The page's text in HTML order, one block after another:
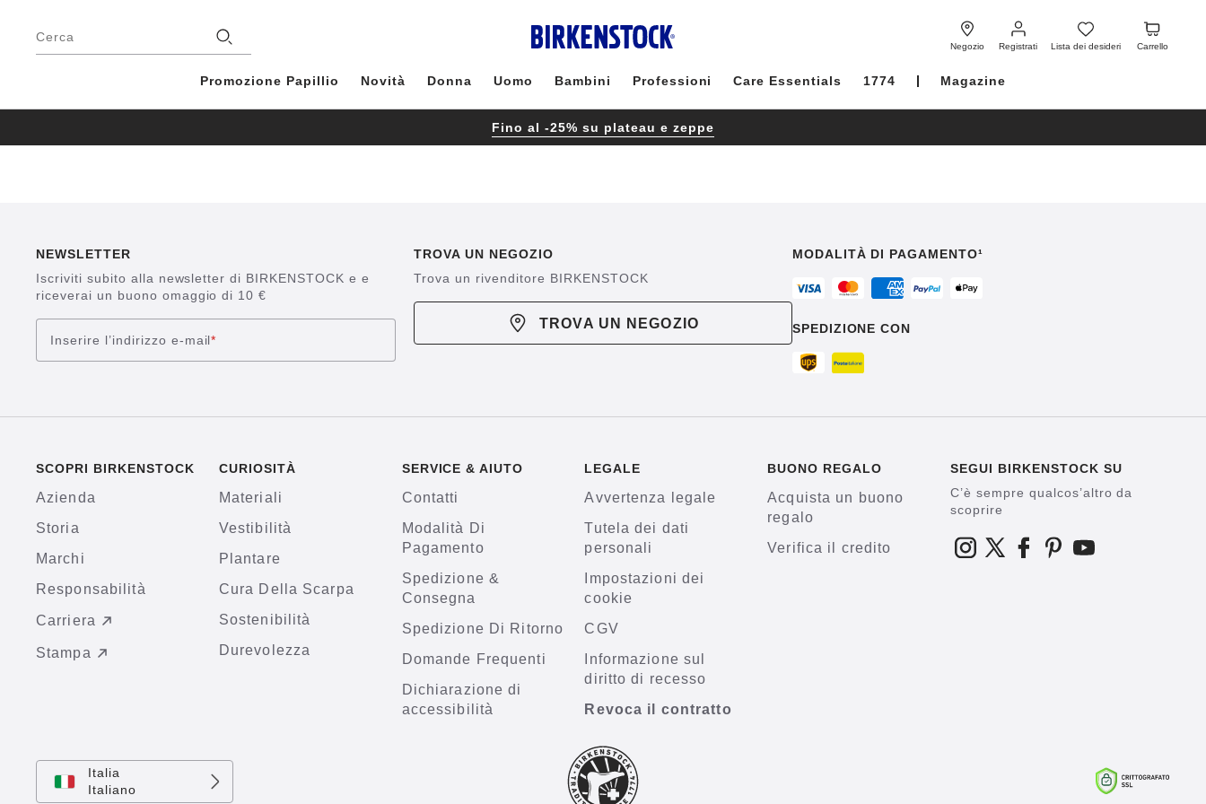
Cerca
Negozio Registrati
Registrati
Lista dei desideri
Lista
dei
Carrello
Carrello
Promozione Papillio Novità Donna Uomo Bambini Professioni Care Essentials 1774 Magazine
Fino al -25% su plateau e zeppe
pagina
NEWSLETTER
Iscriviti subito alla newsletter di BIRKENSTOCK e e
riceverai un buono omaggio di 10 €
Inserire l’indirizzo e-mail*
TROVA UN NEGOZIO
Trova un rivenditore BIRKENSTOCK
TROVA UN NEGOZIO
MODALITÀ DI PAGAMENTO¹
SPEDIZIONE CON
SCOPRI BIRKENSTOCK
Azienda
Storia
Marchi
Responsabilità
Carriera
Stampa
CURIOSITÀ
Materiali
Vestibilità
Plantare
Cura Della Scarpa
Sostenibilità
Durevolezza
SERVICE & AIUTO
Contatti
Modalità Di
Pagamento
Spedizione &
Consegna
Spedizione Di Ritorno
Domande Frequenti
Dichiarazione di
accessibilità
LEGALE
Avvertenza legale
Tutela dei dati
personali
Impostazioni dei
cookie
CGV
Informazione sul
diritto di recesso
Revoca il contratto
BUONO REGALO
Acquista un buono
regalo
Verifica il credito
SEGUI BIRKENSTOCK SU
C’è sempre qualcos’altro da
scoprire
Italia
Italiano